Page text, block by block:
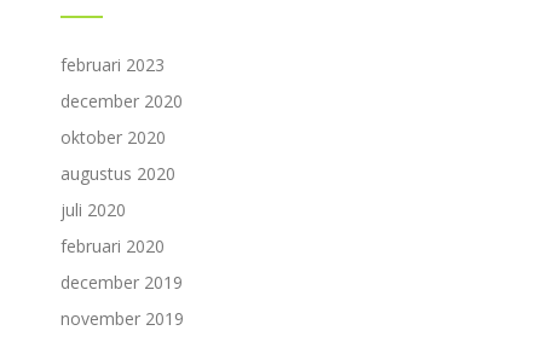
februari 2023
december 2020
oktober 2020
augustus 2020
juli 2020
februari 2020
december 2019
november 2019